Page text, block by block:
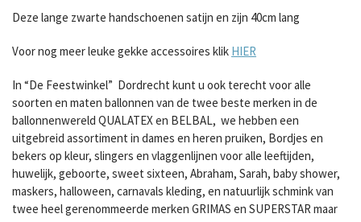
Deze lange zwarte handschoenen satijn en zijn 40cm lang
Voor nog meer leuke gekke accessoires klik HIER
In “De Feestwinkel” Dordrecht kunt u ook terecht voor alle
soorten en maten ballonnen van de twee beste merken in de
ballonnenwereld QUALATEX en BELBAL, we hebben een
uitgebreid assortiment in dames en heren pruiken, Bordjes en
bekers op kleur, slingers en vlaggenlijnen voor alle leeftijden,
huwelijk, geboorte, sweet sixteen, Abraham, Sarah, baby shower,
maskers, halloween, carnavals kleding, en natuurlijk schmink van
twee heel gerenommeerde merken GRIMAS en SUPERSTAR maar